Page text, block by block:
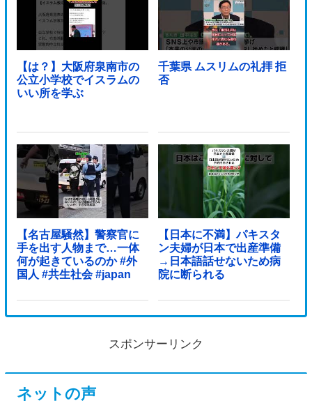
【は？】大阪府泉南市の
公立小学校でイスラムの
いい所を学ぶ
千葉県 ムスリムの礼拝 拒
否
【名古屋騒然】警察官に
手を出す人物まで…一体
何が起きているのか #外
国人 #共生社会 #japan
【日本に不満】パキスタ
ン夫婦が日本で出産準備
→日本語話せないため病
院に断られる
スポンサーリンク
ネットの声